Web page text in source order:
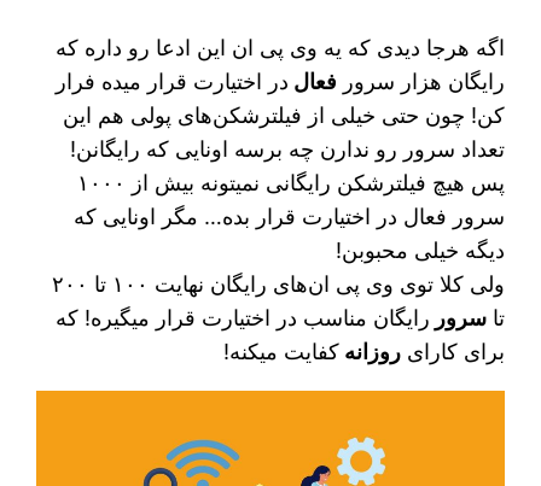
اگه هرجا دیدی که یه وی پی ان این ادعا رو داره که
رایگان هزار سرور فعال در اختیارت قرار میده فرار
کن! چون حتی خیلی از فیلترشکن‌های پولی هم این
تعداد سرور رو ندارن چه برسه اونایی که رایگانن!
پس هیچ فیلترشکن رایگانی نمیتونه بیش از ۱۰۰۰
سرور فعال در اختیارت قرار بده… مگر اونایی که
دیگه خیلی محبوبن!
ولی کلا توی وی پی ان‌های رایگان نهایت ۱۰۰ تا ۲۰۰
تاسرور رایگان مناسب در اختیارت قرار میگیره! که
برای کارایروزانهکفایت میکنه!